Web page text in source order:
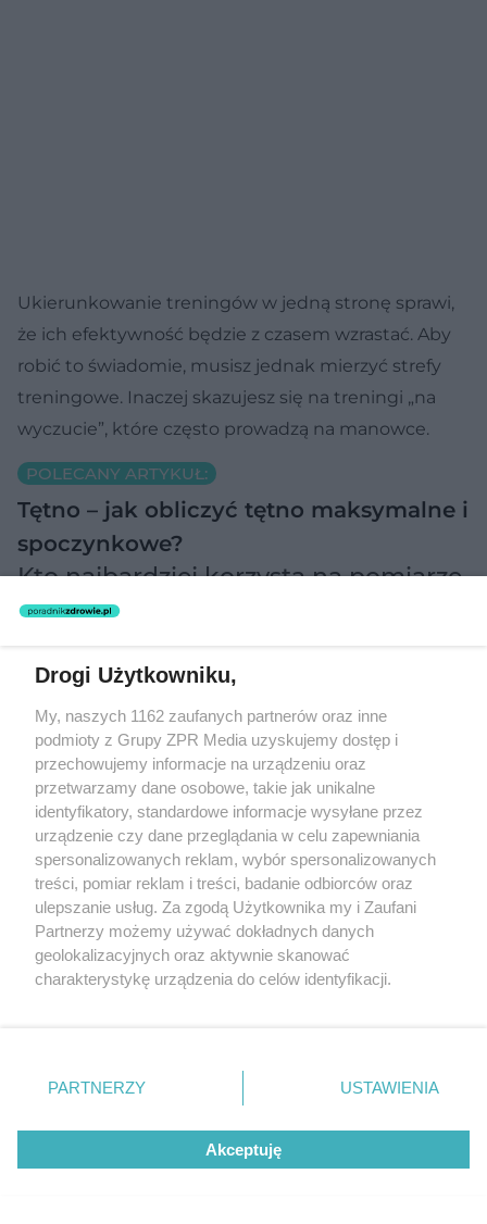
Ukierunkowanie treningów w jedną stronę sprawi,
że ich efektywność będzie z czasem wzrastać. Aby
robić to świadomie, musisz jednak mierzyć strefy
treningowe. Inaczej skazujesz się na treningi „na
wyczucie”, które często prowadzą na manowce.
POLECANY ARTYKUŁ:
Tętno – jak obliczyć tętno maksymalne i
spoczynkowe?
Kto najbardziej korzysta na pomiarze
stref tętna?
chętnie odwołują się przedstawiciele dyscyplin
wytrzymałościowych, jak np.:
biegacze długodystansowi,
kolarze,
triathloniści,
swimrunnerzy,
wioślarze.
Czy to znaczy, że pomiar tętna dla dyscyplin, w
których przeważa komponenta siłowa (np.
układu krążenia. Po prostu eksplozywne wysiłki
trwają zbyt krótko, aby wywołać skutek w postaci
wzrostu tętna.
Drogi Użytkowniku,
My, naszych 1162 zaufanych partnerów oraz inne
podmioty z Grupy ZPR Media uzyskujemy dostęp i
przechowujemy informacje na urządzeniu oraz
przetwarzamy dane osobowe, takie jak unikalne
identyfikatory, standardowe informacje wysyłane przez
urządzenie czy dane przeglądania w celu zapewniania
spersonalizowanych reklam, wybór spersonalizowanych
treści, pomiar reklam i treści, badanie odbiorców oraz
ulepszanie usług. Za zgodą Użytkownika my i Zaufani
Partnerzy możemy używać dokładnych danych
geolokalizacyjnych oraz aktywnie skanować
charakterystykę urządzenia do celów identyfikacji.
zmienić/wycofać klikając przycisk ustawień prywatności
znajdujący się w lewym dolnym rogu strony
rodzaje przetwarzania danych nie wymagają zgody
użytkownika, ale masz prawo sprzeciwić się takiemu
przetwarzaniu. Preferencje będą miały zastosowanie tylko
PARTNERZY USTAWIENIA
Akceptuję